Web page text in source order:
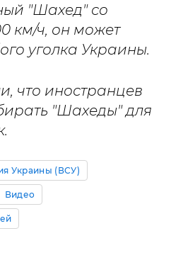
"Шахед" со
км/ч, он может
уголка Украины.
что иностранцев
"Шахеды" для
Украины (ВСУ)
Видео